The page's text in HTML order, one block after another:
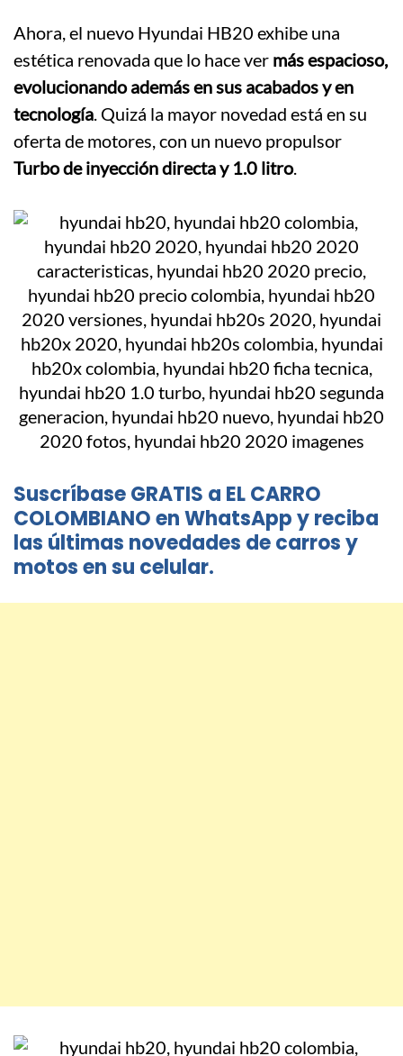
Ahora, el nuevo Hyundai HB20 exhibe una
estética renovada que lo hace ver más espacioso,
evolucionando además en sus acabados y en
tecnología. Quizá la mayor novedad está en su
oferta de motores, con un nuevo propulsor
Turbo de inyección directa y 1.0 litro.
Suscríbase GRATIS a EL CARRO
COLOMBIANO en WhatsApp y reciba
las últimas novedades de carros y
motos en su celular.